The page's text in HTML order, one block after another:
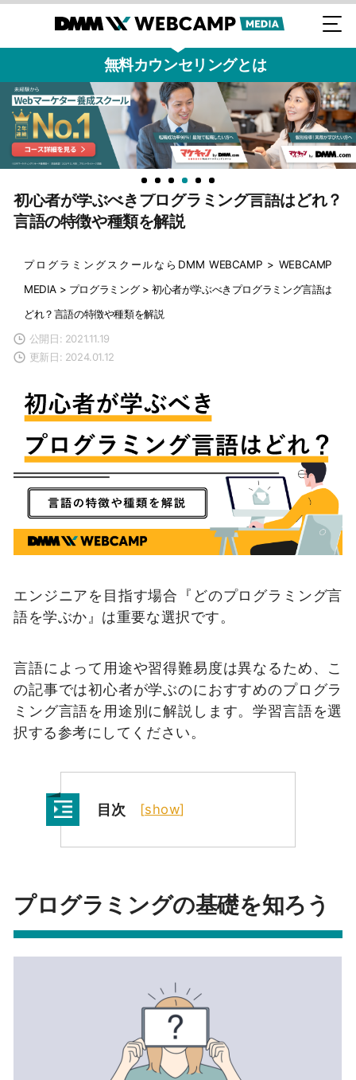
無料カウンセリングとは
初心者が学ぶべきプログラミング言語はどれ？
言語の特徴や種類を解説
プログラミングスクールならDMM WEBCAMP > WEBCAMP
MEDIA > プログラミング> 初心者が学ぶべきプログラミング言語は
どれ？言語の特徴や種類を解説
公開日: 2021.11.19
更新日: 2024.01.12
エンジニアを目指す場合『どのプログラミング言
語を学ぶか』は重要な選択です。
言語によって用途や習得難易度は異なるため、こ
の記事では初心者が学ぶのにおすすめのプログラ
ミング言語を用途別に解説します。学習言語を選
択する参考にしてください。
目次 [show]
プログラミングの基礎を知ろう